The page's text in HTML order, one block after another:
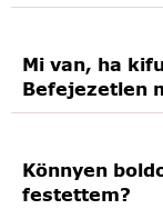
Mi van, ha
Befejezetlen
Könnyen
festettem?